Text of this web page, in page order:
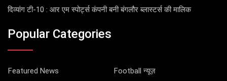
दिव्यांग टी-10 : आर एम स्पोर्ट्स कंपनी बनी बंगलौर ब्लास्टर्स की मालिक
Popular Categories
Featured News
Football न्यूज़